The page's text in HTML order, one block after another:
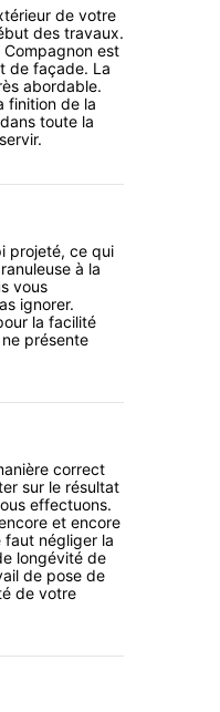
de votre
des travaux.
Compagnon est
de façade. La
abordable.
finition de la
toute la
projeté, ce qui
à la
vous
ignorer.
la facilité
présente
correct
sur le résultat
effectuons.
et encore
faut négliger la
longévité de
de pose de
de votre